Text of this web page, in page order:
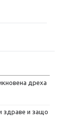
дреха
здраве и защо